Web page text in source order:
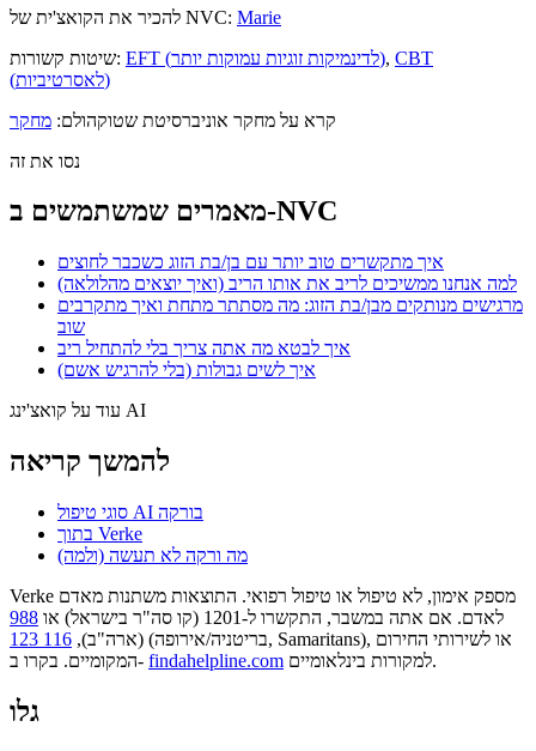
להכיר את הקואצ'ית של NVC: ‫Marie
שיטות קשורות:
EFT (לדינמיקות זוגיות עמוקות יותר), CBT
(לאסרטיביות)
קרא על מחקר אוניברסיטת שטוקהולם: מחקר
נסו את זה
מאמרים שמשתמשים ב-NVC
איך מתקשרים טוב יותר עם בן/בת הזוג כשכבר לחוצים
למה אנחנו ממשיכים לריב את אותו הריב (ואיך יוצאים מהלולאה)
מרגישים מנותקים מבן/בת הזוג: מה מסתתר מתחת ואיך מתקרבים
שוב
איך לבטא מה אתה צריך בלי להתחיל ריב
איך לשים גבולות (בלי להרגיש אשם)
עוד על קואצ'ינג AI
להמשך קריאה
סוגי טיפול AI בורקה
בתוך Verke
מה ורקה לא תעשה (ולמה)
Verke מספק אימון, לא טיפול או טיפול רפואי. התוצאות משתנות מאדם
לאדם. אם אתה במשבר, התקשרו ל-1201 (קו סה"ר בישראל) או
988
(ארה"ב), 116 123 (בריטניה/אירופה, Samaritans), או לשירותי החירום
המקומיים. בקרו ב- findahelpline.com למקורות בינלאומיים.
גלו